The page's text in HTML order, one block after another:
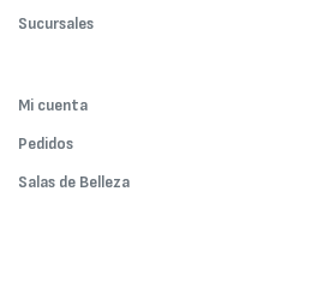
Sucursales
Mi cuenta
Pedidos
Salas de Belleza